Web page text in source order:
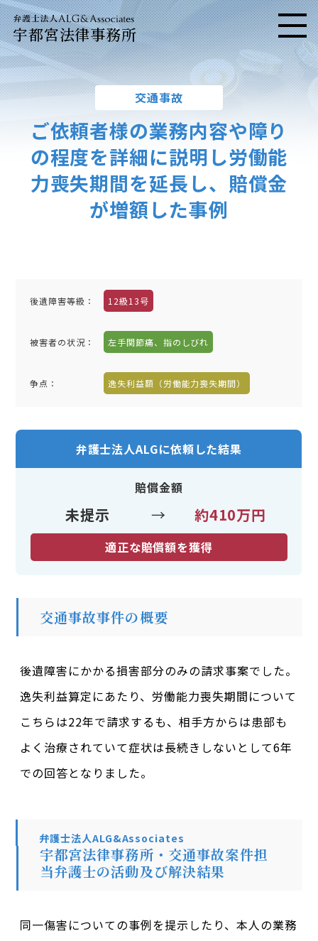
宇都宮法律事務所 メニ
交通事故
ご依頼者様の業務内容や障り
の程度を詳細に説明し労働能
力喪失期間を延長し、賠償金
が増額した事例
後遺障害等級： 12級13号
被害者の状況： 左手関節痛、指のしびれ
争点： 逸失利益額（労働能力喪失期間）
弁護士法人ALGに依頼した結果
賠償金額
未提示 → 約410万円
適正な賠償額を獲得
交通事故事件の概要
後遺障害にかかる損害部分のみの請求事案でした。
逸失利益算定にあたり、労働能力喪失期間について
こちらは22年で請求するも、相手方からは患部も
よく治療されていて症状は長続きしないとして6年
での回答となりました。
弁護士法人ALG&Associates
宇都宮法律事務所・交通事故案件担
当弁護士の活動及び解決結果
同一傷害についての事例を提示したり、本人の業務